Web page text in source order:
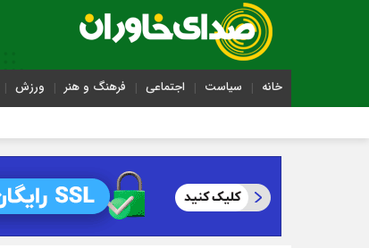
خانه سیاست اجتماعی فرهنگ و هنر ورزش